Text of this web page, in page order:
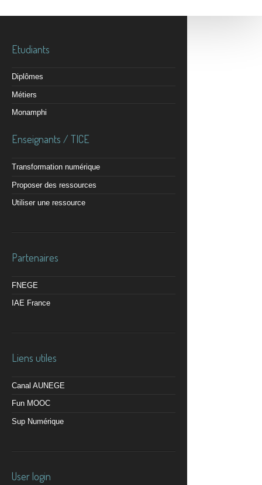
Etudiants
Diplômes
Métiers
Monamphi
Enseignants / TICE
Transformation numérique
Proposer des ressources
Utiliser une ressource
Partenaires
FNEGE
IAE France
Liens utiles
Canal AUNEGE
Fun MOOC
Sup Numérique
User login